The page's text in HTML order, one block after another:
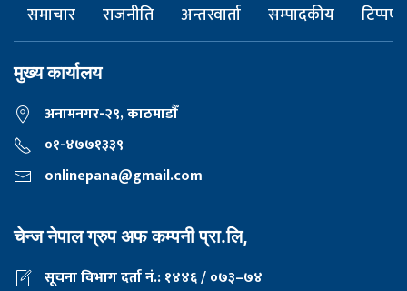
समाचार राजनीति अन्तरवार्ता सम्पादकीय टिप्पणी
मुख्य कार्यालय
अनामनगर-२९, काठमाडाैँ
०१-४७७१३३९
onlinepana@gmail.com
चेन्ज नेपाल ग्रुप अफ कम्पनी प्रा.लि,
सूचना विभाग दर्ता नं.: १४४६ / ०७३–७४